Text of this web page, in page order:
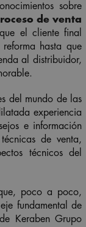
sobre
de venta
el cliente final
hasta que
al distribuidor,
del mundo de las
experiencia
e información
de venta,
técnicos del
poco a poco,
fundamental de
Keraben Grupo